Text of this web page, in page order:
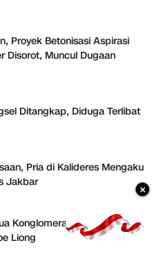
Proyek Betonisasi Aspirasi
Disorot, Muncul Dugaan
Ditangkap, Diduga Terlibat
Pria di Kalideres Mengaku
Jakbar
Konglomerat Indonesia Ong
Liong
×